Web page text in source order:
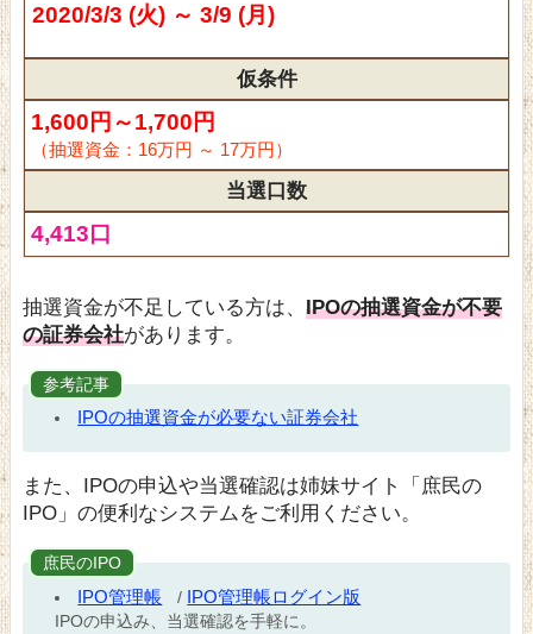
2020/3/3 (火) ～ 3/9 (月)
仮条件
1,600円～1,700円
（抽選資金：16万円 ～ 17万円）
当選口数
4,413口
抽選資金が不足している方は、 IPOの抽選資金が不要
の証券会社があります。
参考記事
IPOの抽選資金が必要ない証券会社
また、IPOの申込や当選確認は姉妹サイト「庶民の
IPO」の便利なシステムをご利用ください。
庶民のIPO
IPO管理帳 / IPO管理帳ログイン版
IPOの申込み、当選確認を手軽に。